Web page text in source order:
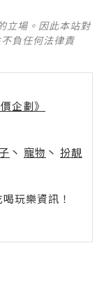
立場。因此本站對
負任何法律責
企劃》
丶 寵物 丶 扮靚
玩樂資訊！